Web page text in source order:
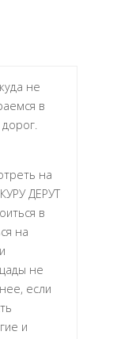
не
в
на
ДЕРУТ
в
на
не
если
и